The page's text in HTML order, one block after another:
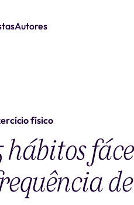
Autores
físico
hábitos